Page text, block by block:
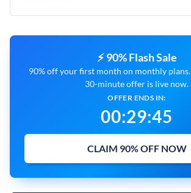
⚡ 90% Flash Sale
90% off your first month on monthly
30-minute offer is live now.
OFFER ENDS IN:
00:29:43
CLAIM 90% OFF NOW